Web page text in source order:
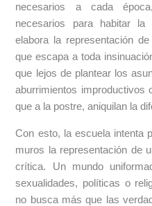
necesarios a cada
necesarios para habitar la
elabora la representación
que escapa a toda
que lejos de plantear los
aburrimientos improductivos
que a la postre, aniquilan la
Con esto, la escuela intenta
muros la representación de
crítica. Un mundo
sexualidades, políticas o
no busca más que las